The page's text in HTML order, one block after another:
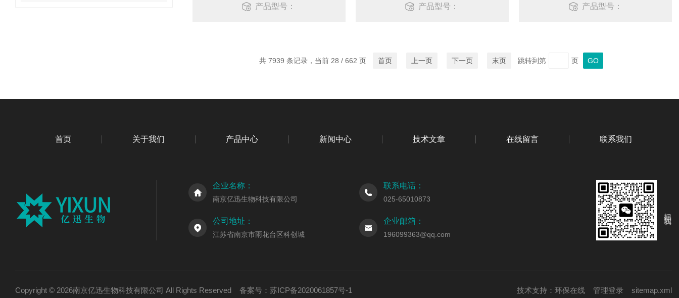
产品型号： 产品型号： 产品型号：
共 7939 条记录，当前 28 / 662 页 首页 上一页 下一页 末页 跳转到第 页
首页 关于我们 产品中心 新闻中心 技术文章 在线留言 联系我们
企业名称：
南京亿迅生物科技有限公司
联系电话：
025-65010873
公司地址：
江苏省南京市雨花台区科创城
企业邮箱：
196099363@qq.com
Copyright © 2026南京亿迅生物科技有限公司 All Rights Reserved 备案号： 苏ICP备2020061857号-1 技术支持： 环保在线 管理登录 sitemap.xml